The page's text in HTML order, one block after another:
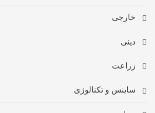
خارجی
دینی
زراعت
ساینس و تکنالوژی